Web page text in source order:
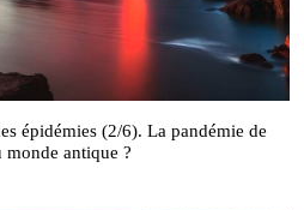
épidémies (2/6). La pandémie de
monde antique ?